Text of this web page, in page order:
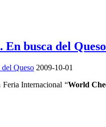
En busca del
Queso 2009-10-01
Feria Internacional “World